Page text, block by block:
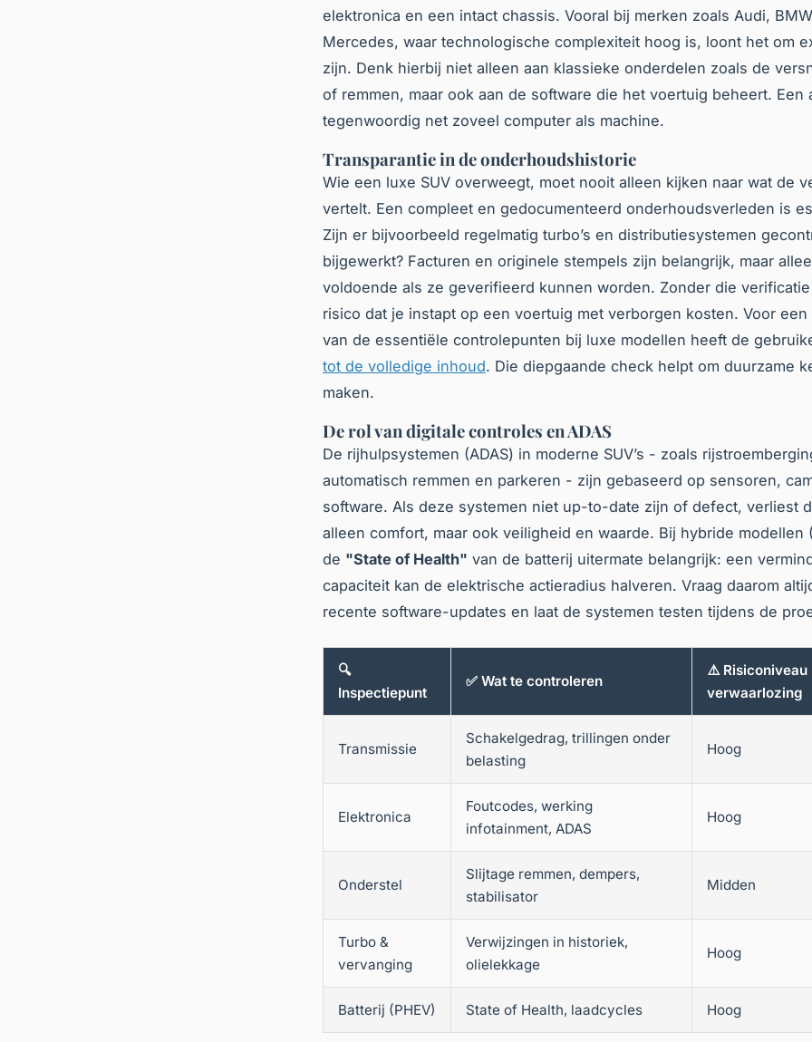
elektronica en een intact chassis. Vooral bij merken zoals Audi,
Mercedes, waar technologische complexiteit hoog is, loont het om
zijn. Denk hierbij niet alleen aan klassieke onderdelen zoals de
of remmen, maar ook aan de software die het voertuig beheert. Een
tegenwoordig net zoveel computer als machine.
Transparantie in de onderhoudshistorie
Wie een luxe SUV overweegt, moet nooit alleen kijken naar wat de
vertelt. Een compleet en gedocumenteerd onderhoudsverleden is
Zijn er bijvoorbeeld regelmatig turbo’s en distributiesystemen
bijgewerkt? Facturen en originele stempels zijn belangrijk, maar
voldoende als ze geverifieerd kunnen worden. Zonder die
risico dat je instapt op een voertuig met verborgen kosten. Voor
van de essentiële controlepunten bij luxe modellen heeft de
tot de volledige inhoud. Die diepgaande check helpt om duurzame
maken.
De rol van digitale controles en ADAS
De rijhulpsystemen (ADAS) in moderne SUV’s - zoals
automatisch remmen en parkeren - zijn gebaseerd op sensoren,
software. Als deze systemen niet up-to-date zijn of defect, verliest
alleen comfort, maar ook veiligheid en waarde. Bij hybride modellen
de "State of Health" van de batterij uitermate belangrijk: een
capaciteit kan de elektrische actieradius halveren. Vraag daarom
recente software-updates en laat de systemen testen tijdens de
🔍
Inspectiepunt
✅ Wat te controleren
⚠️ Risiconiveau
verwaarlozing
Transmissie
Schakelgedrag, trillingen onder
belasting
Hoog
Elektronica
Foutcodes, werking
infotainment, ADAS
Hoog
Onderstel
Slijtage remmen, dempers,
stabilisator
Midden
Turbo &
vervanging
Verwijzingen in historiek,
olielekkage
Hoog
Batterij (PHEV) State of Health, laadcycles Hoog